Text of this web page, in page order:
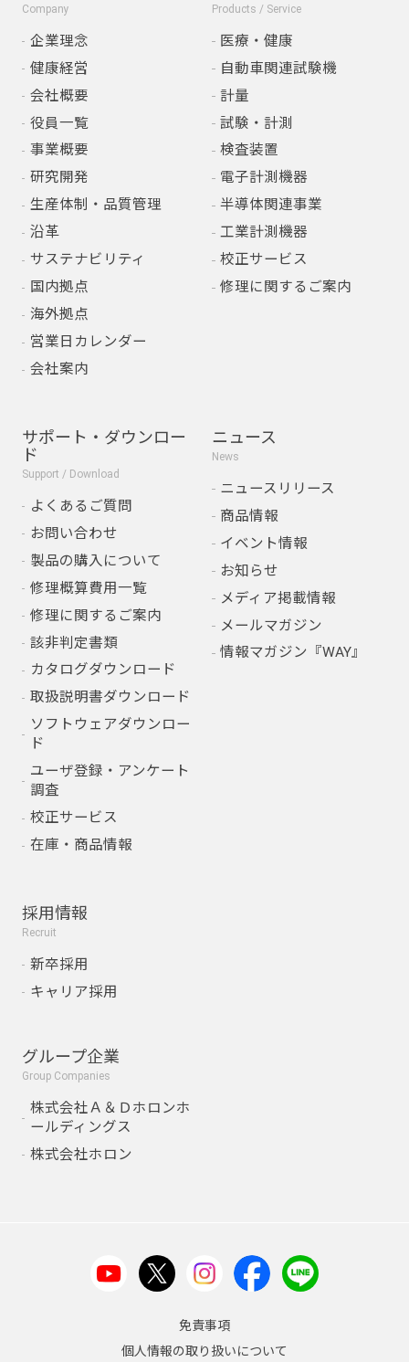
Company
企業理念
健康経営
会社概要
役員一覧
事業概要
研究開発
生産体制・品質管理
沿革
サステナビリティ
国内拠点
海外拠点
営業日カレンダー
会社案内
Products / Service
医療・健康
自動車関連試験機
計量
試験・計測
検査装置
電子計測機器
半導体関連事業
工業計測機器
校正サービス
修理に関するご案内
サポート・ダウンロー
ド
Support / Download
よくあるご質問
お問い合わせ
製品の購入について
修理概算費用一覧
修理に関するご案内
該非判定書類
カタログダウンロード
取扱説明書ダウンロード
ソフトウェアダウンロー
ド
ユーザ登録・アンケート
調査
校正サービス
在庫・商品情報
ニュース
News
ニュースリリース
商品情報
イベント情報
お知らせ
メディア掲載情報
メールマガジン
情報マガジン『WAY』
採用情報
Recruit
新卒採用
キャリア採用
グループ企業
Group Companies
株式会社Ａ＆Ｄホロンホ
ールディングス
株式会社ホロン
免責事項
個人情報の取り扱いについて